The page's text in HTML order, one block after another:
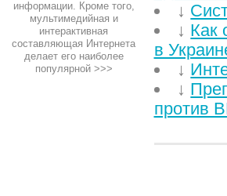
информации. Кроме того,
мультимедийная и
интерактивная
составляющая Интернета
делает его наиболее
популярной>>>
↓
↓ Как
в
↓
↓
против